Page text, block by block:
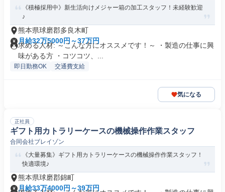
《積極採用中》新生活向けメジャー箱の加工スタッフ！未経験歓迎
♪
熊本県球磨郡多良木町
月給32万5000円～37万円
求める人材: ～こんな方にオススメです！～ ・製造の仕事に興
味がある方 ・コツコツ、...
即日勤務OK 交通費支給
気になる
正社員
ギフト用カトラリーケースの機械操作作業スタッフ
合同会社ブレイゾン
《大量募集》ギフト用カトラリーケースの機械操作作業スタッフ！
快適環境♪
熊本県球磨郡錦町
月給33万4000円～39万円